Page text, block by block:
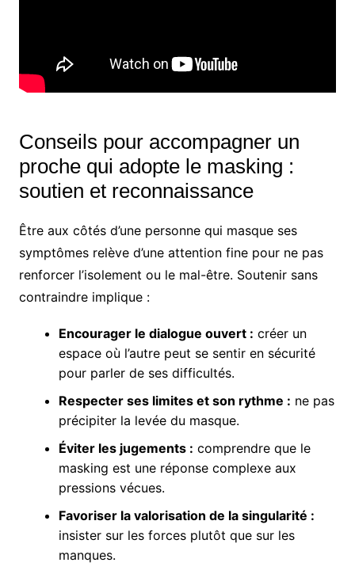
Conseils pour accompagner un
proche qui adopte le masking :
soutien et reconnaissance
Être aux côtés d’une personne qui masque ses
symptômes relève d’une attention fine pour ne pas
renforcer l’isolement ou le mal-être. Soutenir sans
contraindre implique :
Encourager le dialogue ouvert : créer un
espace où l’autre peut se sentir en sécurité
pour parler de ses difficultés.
Respecter ses limites et son rythme : ne pas
précipiter la levée du masque.
Éviter les jugements : comprendre que le
masking est une réponse complexe aux
pressions vécues.
Favoriser la valorisation de la singularité :
insister sur les forces plutôt que sur les
manques.